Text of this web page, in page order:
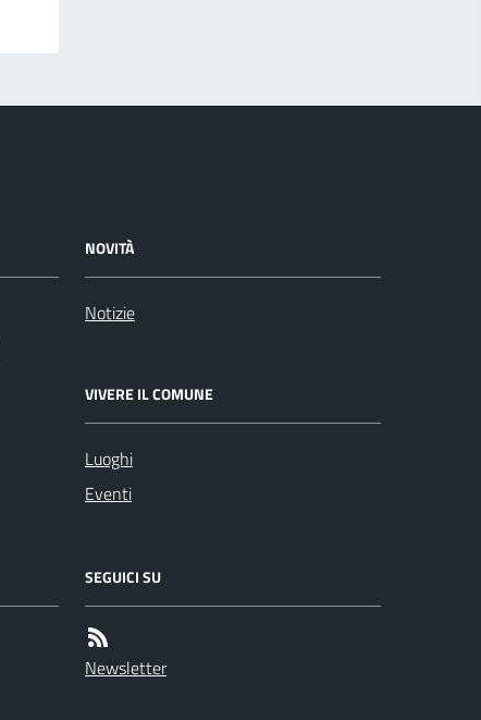
NOVITÀ
Notizie
VIVERE IL COMUNE
Luoghi
Eventi
SEGUICI SU
Newsletter